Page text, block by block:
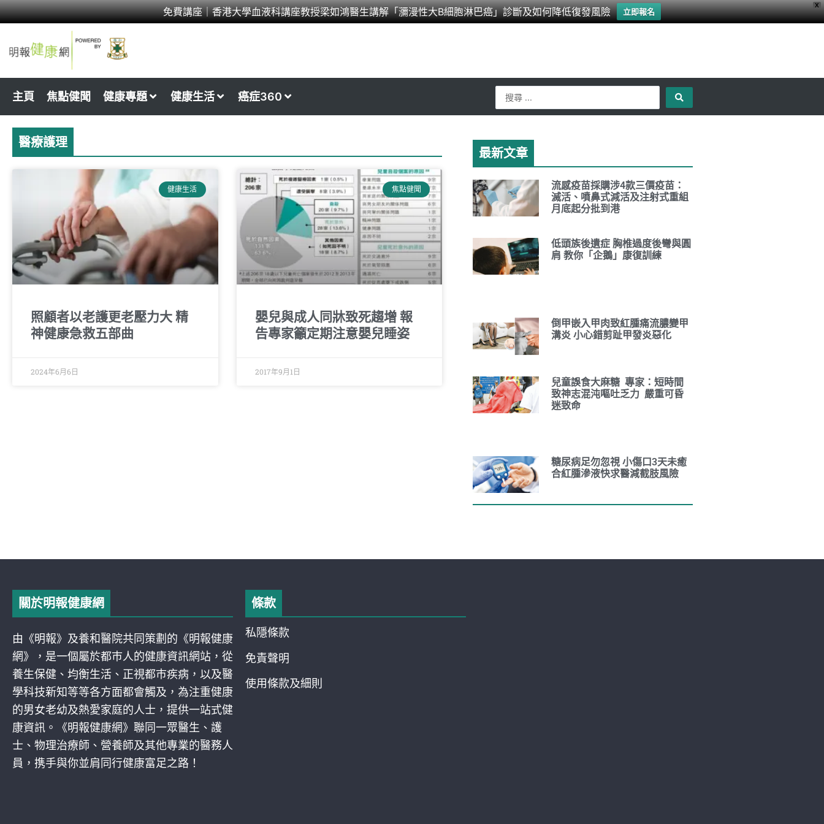
X
免費講座｜香港大學血液科講座教授梁如鴻醫生講解「瀰漫性大B細胞淋巴癌」診斷及如何降低復發風險 立即報名
Skip
to
content
主頁 焦點健聞 健康專題 健康生活 癌症360
Search
...
醫療護理
健康生活
照顧者以老護更老壓力大 精
神健康急救五部曲
2024年6月6日
焦點健聞
嬰兒與成人同牀致死趨增 報
告專家籲定期注意嬰兒睡姿
2017年9月1日
最新文章
流感疫苗採購涉4款三價疫苗：
滅活、噴鼻式減活及注射式重組
月底起分批到港
低頭族後遺症 胸椎過度後彎與圓
肩 教你「企鵝」康復訓練
倒甲嵌入甲肉致紅腫痛流膿變甲
溝炎 小心錯剪趾甲發炎惡化
兒童誤食大麻糖 專家：短時間
致神志混沌嘔吐乏力 嚴重可昏
迷致命
糖尿病足勿忽視 小傷口3天未癒
合紅腫滲液快求醫減截肢風險
關於明報健康網
由《明報》及養和醫院共同策劃的《明報健康
網》，是一個屬於都巿人的健康資訊網站，從
養生保健、均衡生活、正視都巿疾病，以及醫
學科技新知等等各方面都會觸及，為注重健康
的男女老幼及熱愛家庭的人士，提供一站式健
康資訊。《明報健康網》聯同一眾醫生、護
士、物理治療師、營養師及其他專業的醫務人
員，携手與你並肩同行健康富足之路！
條款
私隱條款
免責聲明
使用條款及細則